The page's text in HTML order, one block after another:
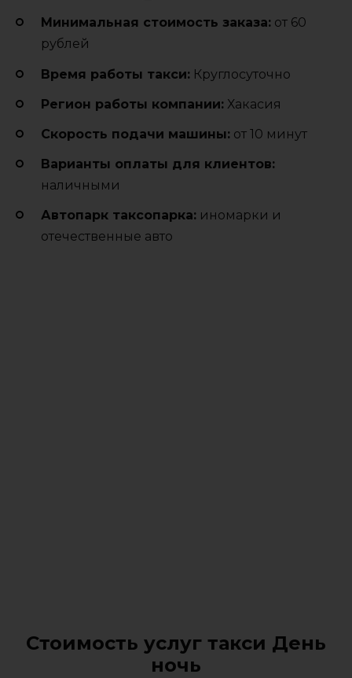
Минимальная стоимость заказа: от 60
рублей
Время работы такси: Круглосуточно
Регион работы компании: Хакасия
Cкорость подачи машины: от 10 минут
Варианты оплаты для клиентов:
наличными
Автопарк таксопарка: иномарки и
отечественные авто
Стоимость услуг такси День
ночь